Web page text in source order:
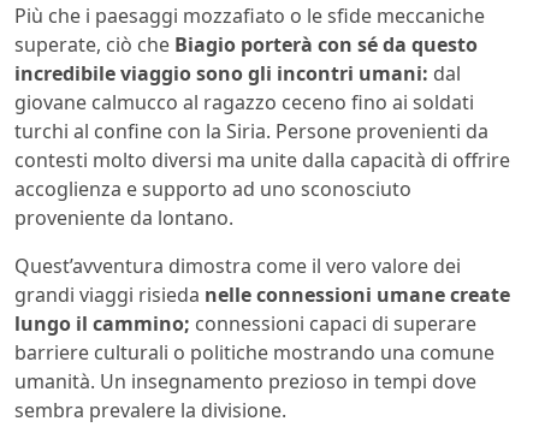
Più che i paesaggi mozzafiato o le sfide meccaniche
superate, ciò che Biagio porterà con sé da questo
incredibile viaggio sono gli incontri umani: dal
giovane calmucco al ragazzo ceceno fino ai soldati
turchi al confine con la Siria. Persone provenienti da
contesti molto diversi ma unite dalla capacità di offrire
accoglienza e supporto ad uno sconosciuto
proveniente da lontano.
Quest’avventura dimostra come il vero valore dei
grandi viaggi risieda nelle connessioni umane create
lungo il cammino; connessioni capaci di superare
barriere culturali o politiche mostrando una comune
umanità. Un insegnamento prezioso in tempi dove
sembra prevalere la divisione.